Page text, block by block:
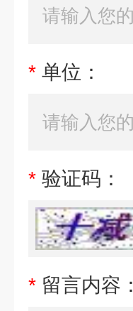
* 单位：
* 验证码：
* 留言内容：